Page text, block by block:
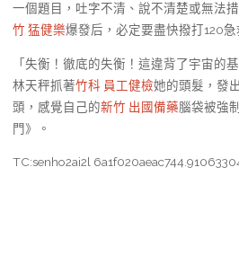
一個題目，吐字不清、說不清楚或無法
竹 猛健樂爆發后，必定要盡快撥打120急
「失衡！徹底的失衡！這違背了宇宙的
林天秤抓著竹科 員工健檢她的頭髮，發
頭，感覺自己的新竹 出國備藥腦袋被強
門》。
TC:senho2ai2l